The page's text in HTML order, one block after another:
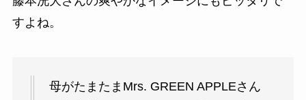
すよね。
母がたまたまMrs. GREEN APPLEさん